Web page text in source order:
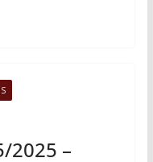
2025 –